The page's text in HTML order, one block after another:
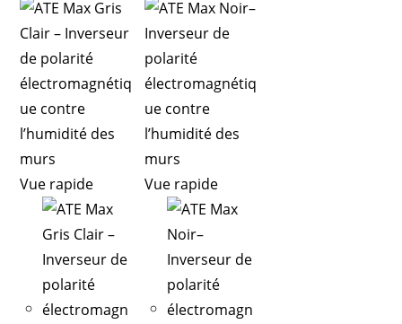
Vue rapide Vue rapide